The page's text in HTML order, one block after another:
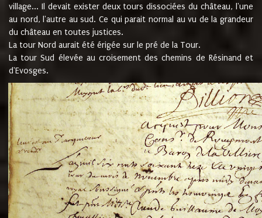
village... Il devait exister deux tours dissociées du château, l'une
au nord, l'autre au sud. Ce qui parait normal au vu de la grandeur
du château en toutes justices.
La tour Nord aurait été érigée sur le pré de la Tour.
La tour Sud élevée au croisement des chemins de Résinand et
d'Evosges.